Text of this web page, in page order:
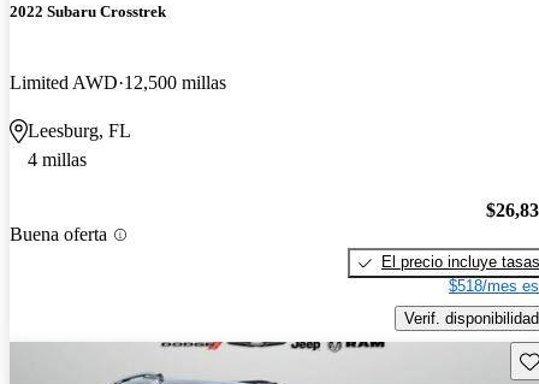
2022 Subaru Crosstrek
Limited AWD 12,500 millas
Leesburg, FL
4 millas
Buena oferta
El precio incluye tasas
$518/mes
Verif. disponibilidad